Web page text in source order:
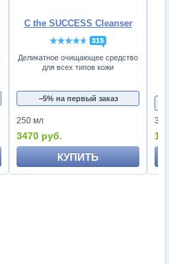
C the SUCCESS Cleanser
315
Деликатное очищающее средство
для всех типов кожи
−5% на первый заказ
250 мл
3470 руб.
КУПИТЬ
30